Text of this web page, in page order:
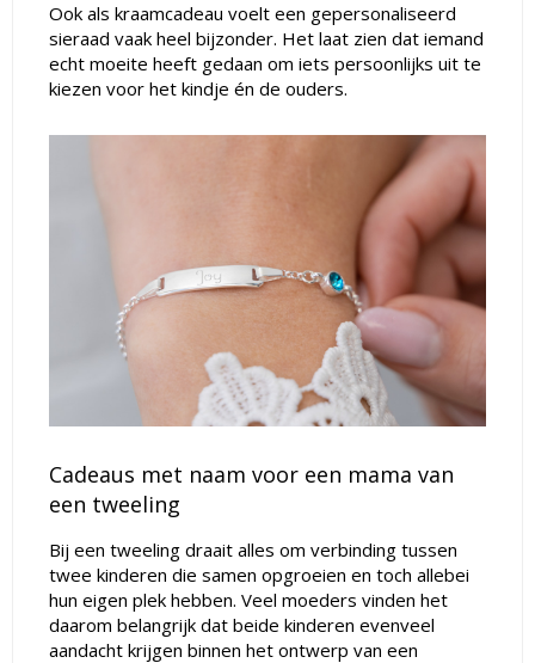
Ook als kraamcadeau voelt een gepersonaliseerd
sieraad vaak heel bijzonder. Het laat zien dat iemand
echt moeite heeft gedaan om iets persoonlijks uit te
kiezen voor het kindje én de ouders.
Cadeaus met naam voor een mama van
een tweeling
Bij een tweeling draait alles om verbinding tussen
twee kinderen die samen opgroeien en toch allebei
hun eigen plek hebben. Veel moeders vinden het
daarom belangrijk dat beide kinderen evenveel
aandacht krijgen binnen het ontwerp van een